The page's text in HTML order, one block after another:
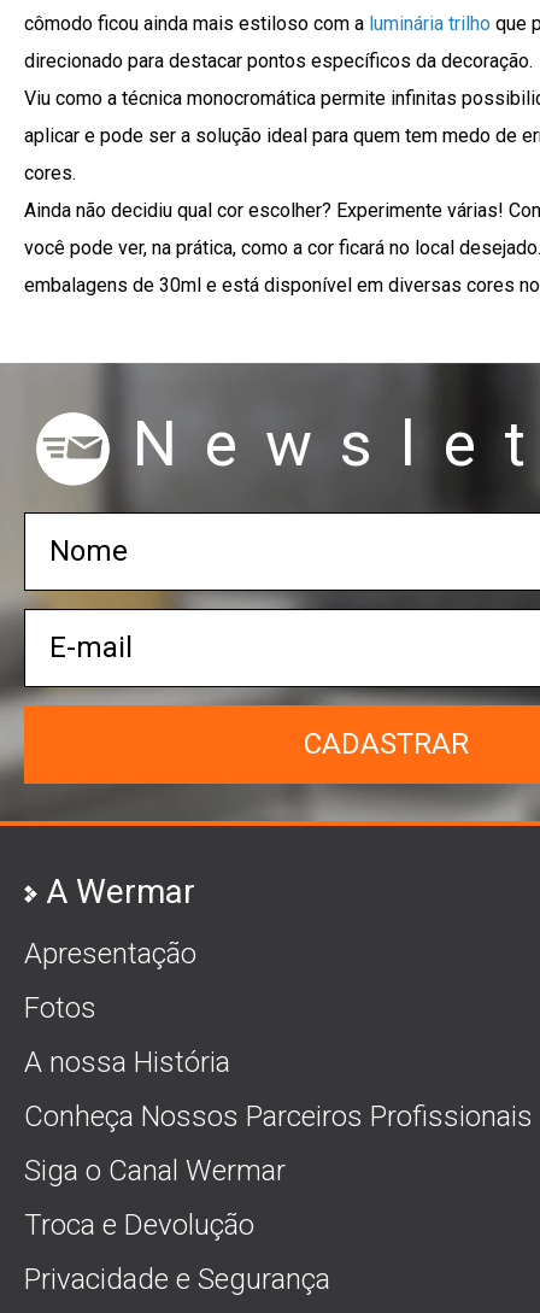
cômodo ficou ainda mais estiloso com a luminária trilho que
direcionado para destacar pontos específicos da decoração.
Viu como a técnica monocromática permite infinitas
aplicar e pode ser a solução ideal para quem tem medo de
cores.
Ainda não decidiu qual cor escolher? Experimente várias!
você pode ver, na prática, como a cor ficará no local
embalagens de 30ml e está disponível em diversas cores
CADASTRAR
A Wermar
Apresentação
Fotos
A nossa História
Conheça Nossos Parceiros Profissionais
Siga o Canal Wermar
Troca e Devolução
Privacidade e Segurança